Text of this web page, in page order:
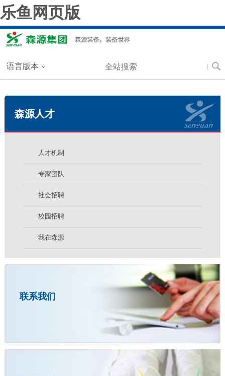
乐鱼网页版
语言版本
森源人才
人才机制
专家团队
社会招聘
校园招聘
我在森源
联系我们